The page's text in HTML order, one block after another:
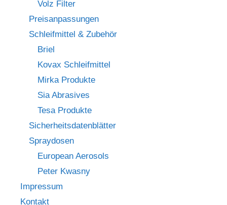
Volz Filter
Preisanpassungen
Schleifmittel & Zubehör
Briel
Kovax Schleifmittel
Mirka Produkte
Sia Abrasives
Tesa Produkte
Sicherheitsdatenblätter
Spraydosen
European Aerosols
Peter Kwasny
Impressum
Kontakt